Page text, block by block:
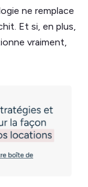
ne remplace
Et si, en plus,
vraiment,